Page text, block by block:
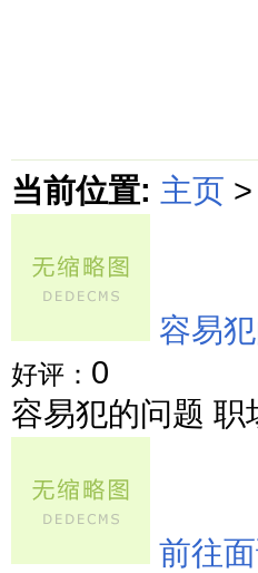
当前位置: 主页 >
容易
好评： 0
容易犯的问题 职
前往